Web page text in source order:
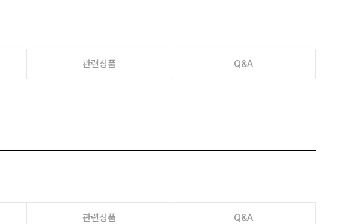
관련상품 Q&A
관련상품 Q&A